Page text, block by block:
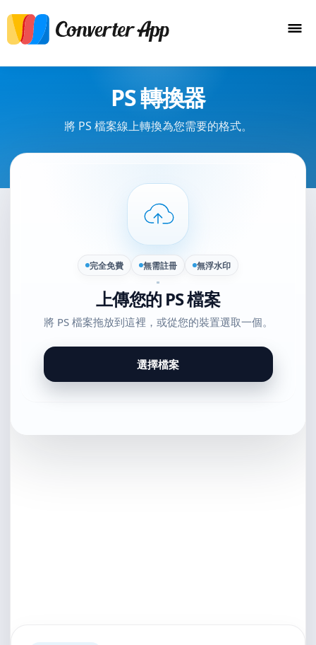
PS 轉換器
將 PS 檔案線上轉換為您需要的格式。
完全免費 無需註冊 無浮水印
上傳您的 PS 檔案
將 PS 檔案拖放到這裡，或從您的裝置選取一個。
選擇檔案